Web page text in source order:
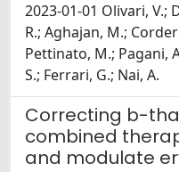
2023-01-01 Olivari, V.;
R.; Aghajan, M.;
Pettinato, M.; Pagani,
S.; Ferrari, G.; Nai, A.
Correcting b-
combined
and modulate